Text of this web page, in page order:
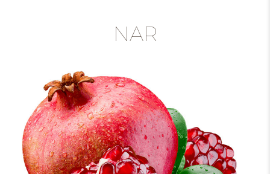
NAR